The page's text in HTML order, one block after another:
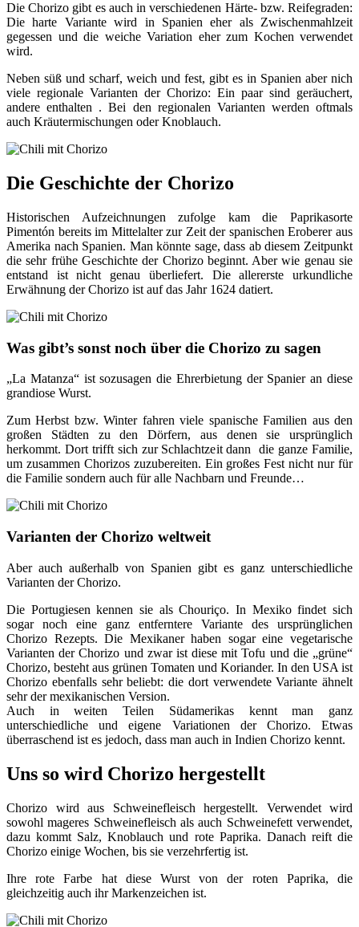
Die Chorizo gibt es auch in verschiedenen Härte- bzw. Reifegraden:
Die harte Variante wird in Spanien eher als Zwischenmahlzeit
gegessen und die weiche Variation eher zum Kochen verwendet
wird.
Neben süß und scharf, weich und fest, gibt es in Spanien aber nich
viele regionale Varianten der Chorizo: Ein paar sind geräuchert,
andere enthalten . Bei den regionalen Varianten werden oftmals
auch Kräutermischungen oder Knoblauch.
Die Geschichte der Chorizo
Historischen Aufzeichnungen zufolge kam die Paprikasorte
Pimentón bereits im Mittelalter zur Zeit der spanischen Eroberer aus
Amerika nach Spanien. Man könnte sage, dass ab diesem Zeitpunkt
die sehr frühe Geschichte der Chorizo beginnt. Aber wie genau sie
entstand ist nicht genau überliefert. Die allererste urkundliche
Erwähnung der Chorizo ist auf das Jahr 1624 datiert.
Was gibt’s sonst noch über die Chorizo zu sagen
„La Matanza“ ist sozusagen die Ehrerbietung der Spanier an diese
grandiose Wurst.
Zum Herbst bzw. Winter fahren viele spanische Familien aus den
großen Städten zu den Dörfern, aus denen sie ursprünglich
herkommt. Dort trifft sich zur Schlachtzeit dann die ganze Familie,
um zusammen Chorizos zuzubereiten. Ein großes Fest nicht nur für
die Familie sondern auch für alle Nachbarn und Freunde…
Varianten der Chorizo weltweit
Aber auch außerhalb von Spanien gibt es ganz unterschiedliche
Varianten der Chorizo.
Die Portugiesen kennen sie als Chouriço. In Mexiko findet sich
sogar noch eine ganz entferntere Variante des ursprünglichen
Chorizo Rezepts. Die Mexikaner haben sogar eine vegetarische
Varianten der Chorizo und zwar ist diese mit Tofu und die „grüne“
Chorizo, besteht aus grünen Tomaten und Koriander. In den USA ist
Chorizo ebenfalls sehr beliebt: die dort verwendete Variante ähnelt
sehr der mexikanischen Version.
Auch in weiten Teilen Südamerikas kennt man ganz
unterschiedliche und eigene Variationen der Chorizo. Etwas
überraschend ist es jedoch, dass man auch in Indien Chorizo kennt.
Uns so wird Chorizo hergestellt
Chorizo wird aus Schweinefleisch hergestellt. Verwendet wird
sowohl mageres Schweinefleisch als auch Schweinefett verwendet,
dazu kommt Salz, Knoblauch und rote Paprika. Danach reift die
Chorizo einige Wochen, bis sie verzehrfertig ist.
Ihre rote Farbe hat diese Wurst von der roten Paprika, die
gleichzeitig auch ihr Markenzeichen ist.